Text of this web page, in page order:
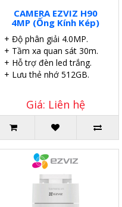
CAMERA EZVIZ H90
4MP (Ống Kính Kép)
+ Độ phân giải 4.0MP.
+ Tầm xa quan sát 30m.
+ Hỗ trợ đèn led trắng.
+ Lưu thẻ nhớ 512GB.
Giá: Liên hệ